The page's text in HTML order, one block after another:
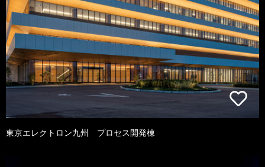
東京エレクトロン九州 プロセス開発棟